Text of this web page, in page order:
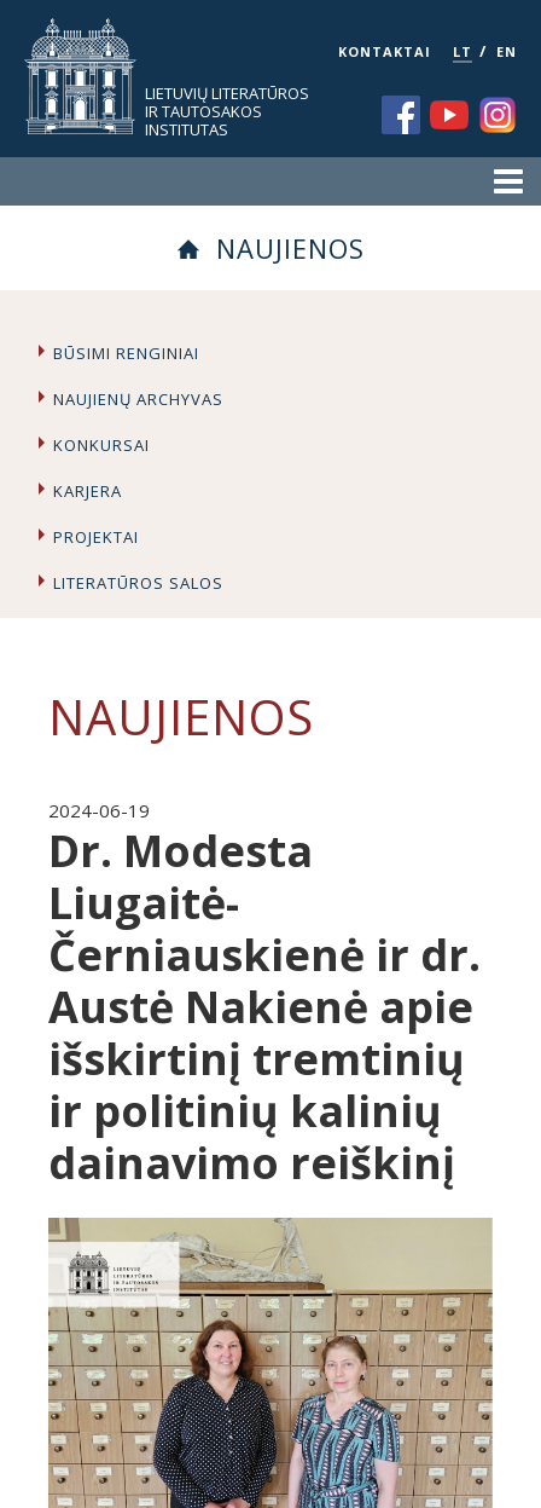
LIETUVIŲ LITERATŪROS
IR TAUTOSAKOS
INSTITUTAS
KONTAKTAI LT / EN
NAUJIENOS
BŪSIMI RENGINIAI
NAUJIENŲ ARCHYVAS
KONKURSAI
KARJERA
PROJEKTAI
LITERATŪROS SALOS
NAUJIENOS
2024-06-19
Dr. Modesta
Liugaitė-
Černiauskienė ir dr.
Austė Nakienė apie
išskirtinį tremtinių
ir politinių kalinių
dainavimo reiškinį